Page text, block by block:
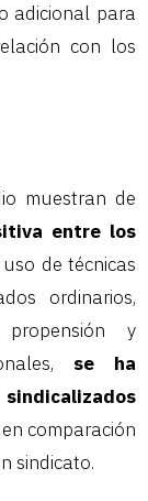
adicional para
con los
muestran de
entre los
de técnicas
ordinarios,
y
se ha
en comparación
sindicato.